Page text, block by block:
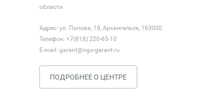
области
Адрес: ул. Попова, 18, Архангельск, 163000
Телефон: +7(818) 220-65-10
E-mail: garant@ngo-garant.ru
ПОДРОБНЕЕ О ЦЕНТРЕ